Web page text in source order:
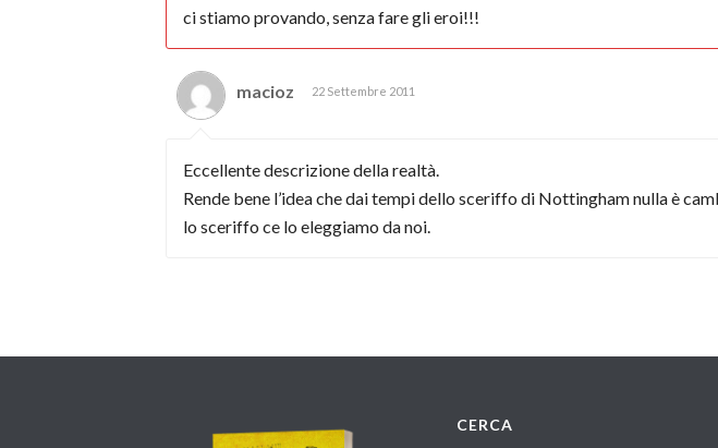
ci stiamo provando, senza fare gli eroi!!!
macioz 22 Settembre 2011
Eccellente descrizione della realtà.
Rende bene l’idea che dai tempi dello sceriffo di Nottingham nulla è
lo sceriffo ce lo eleggiamo da noi.
CERCA